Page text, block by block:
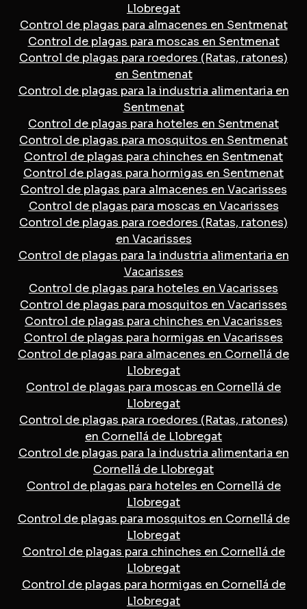
Llobregat
Control de plagas para almacenes en Sentmenat
Control de plagas para moscas en Sentmenat
Control de plagas para roedores (Ratas, ratones)
en Sentmenat
Control de plagas para la industria alimentaria en
Sentmenat
Control de plagas para hoteles en Sentmenat
Control de plagas para mosquitos en Sentmenat
Control de plagas para chinches en Sentmenat
Control de plagas para hormigas en Sentmenat
Control de plagas para almacenes en Vacarisses
Control de plagas para moscas en Vacarisses
Control de plagas para roedores (Ratas, ratones)
en Vacarisses
Control de plagas para la industria alimentaria en
Vacarisses
Control de plagas para hoteles en Vacarisses
Control de plagas para mosquitos en Vacarisses
Control de plagas para chinches en Vacarisses
Control de plagas para hormigas en Vacarisses
Control de plagas para almacenes en Cornellá de
Llobregat
Control de plagas para moscas en Cornellá de
Llobregat
Control de plagas para roedores (Ratas, ratones)
en Cornellá de Llobregat
Control de plagas para la industria alimentaria en
Cornellá de Llobregat
Control de plagas para hoteles en Cornellá de
Llobregat
Control de plagas para mosquitos en Cornellá de
Llobregat
Control de plagas para chinches en Cornellá de
Llobregat
Control de plagas para hormigas en Cornellá de
Llobregat